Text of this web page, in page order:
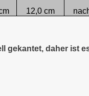
12,0 cm
gekantet, daher ist